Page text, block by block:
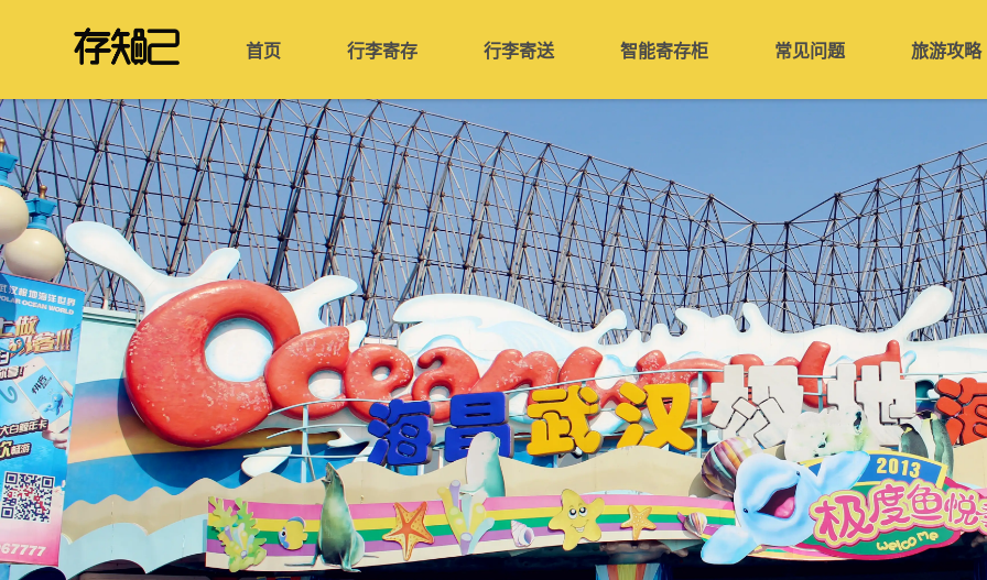
首页 行李寄存 行李寄送 智能寄存柜 常见问题 旅游攻略